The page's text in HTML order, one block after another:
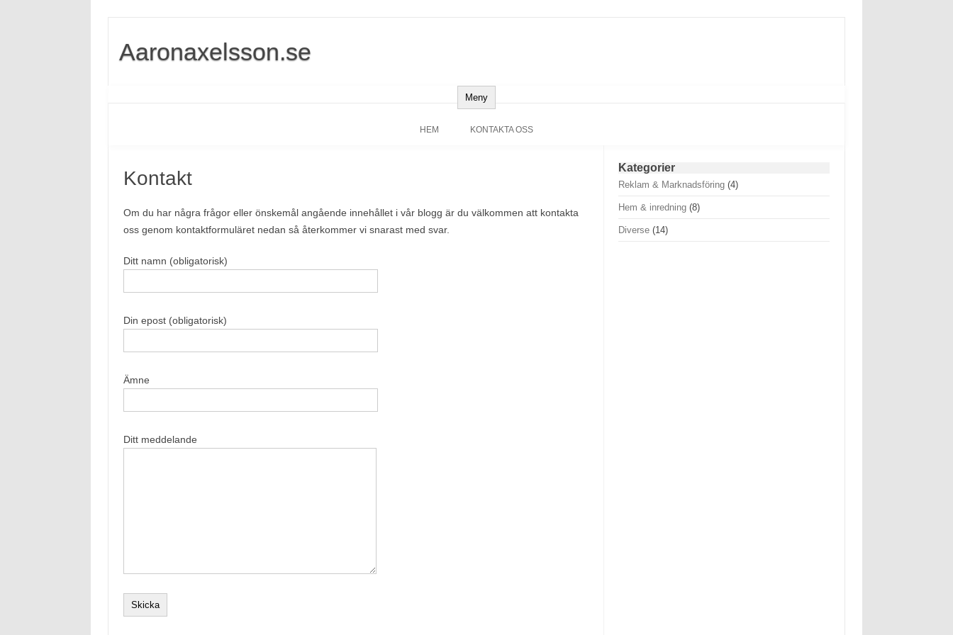
Aaronaxelsson.se
Meny
HEM KONTAKTA OSS
Kontakt
Om du har några frågor eller önskemål angående innehållet i vår blogg är du välkommen att kontakta
oss genom kontaktformuläret nedan så återkommer vi snarast med svar.
Ditt namn (obligatorisk)
Din epost (obligatorisk)
Ämne
Ditt meddelande
Kategorier
Reklam & Marknadsföring (4)
Hem & inredning (8)
Diverse (14)